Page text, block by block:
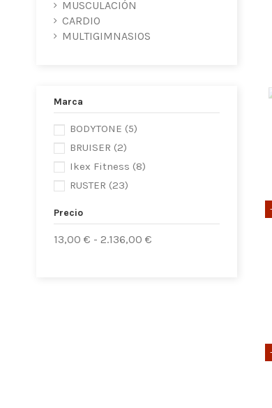
MUSCULACIÓN
CARDIO
MULTIGIMNASIOS
Marca
BODYTONE (5)
BRUISER (2)
Ikex Fitness (8)
RUSTER (23)
Precio
13,00 € - 2.136,00 €